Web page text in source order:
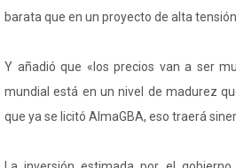
barata que en un proyecto de alta
Y añadió que «los precios van a ser
mundial está en un nivel de madurez
que ya se licitó AlmaGBA, eso traerá